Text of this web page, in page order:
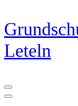
Zum
Inhalt
springen
(Eingabetaste
drücken)
Leteln